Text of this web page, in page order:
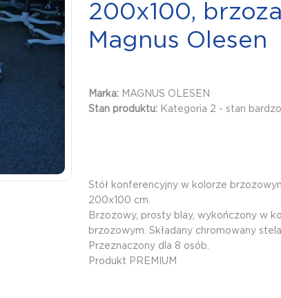
200x100, brzoza
Magnus Olesen
Marka: MAGNUS OLESEN
Stan produktu: Kategoria 2 - stan
Stół konferencyjny w kolorze
200x100 cm.
Brzozowy, prosty blay, wykończony w
brzozowym. Składany chromowany
Przeznaczony dla 8 osób.
Produkt PREMIUM